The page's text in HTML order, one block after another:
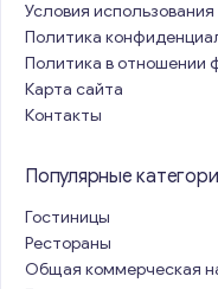
Условия использования
Политика
Политика в отношении
Карта сайта
Контакты
Популярные
Гостиницы
Рестораны
Общая коммерческая